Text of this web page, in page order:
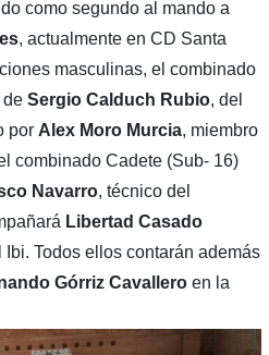
como segundo al mando a
, actualmente en CD Santa
masculinas, el combinado
de Sergio Calduch Rubio, del
por Alex Moro Murcia, miembro
combinado Cadete (Sub- 16)
Navarro, técnico del
Libertad Casado
Todos ellos contarán además
Górriz Cavalleroen la